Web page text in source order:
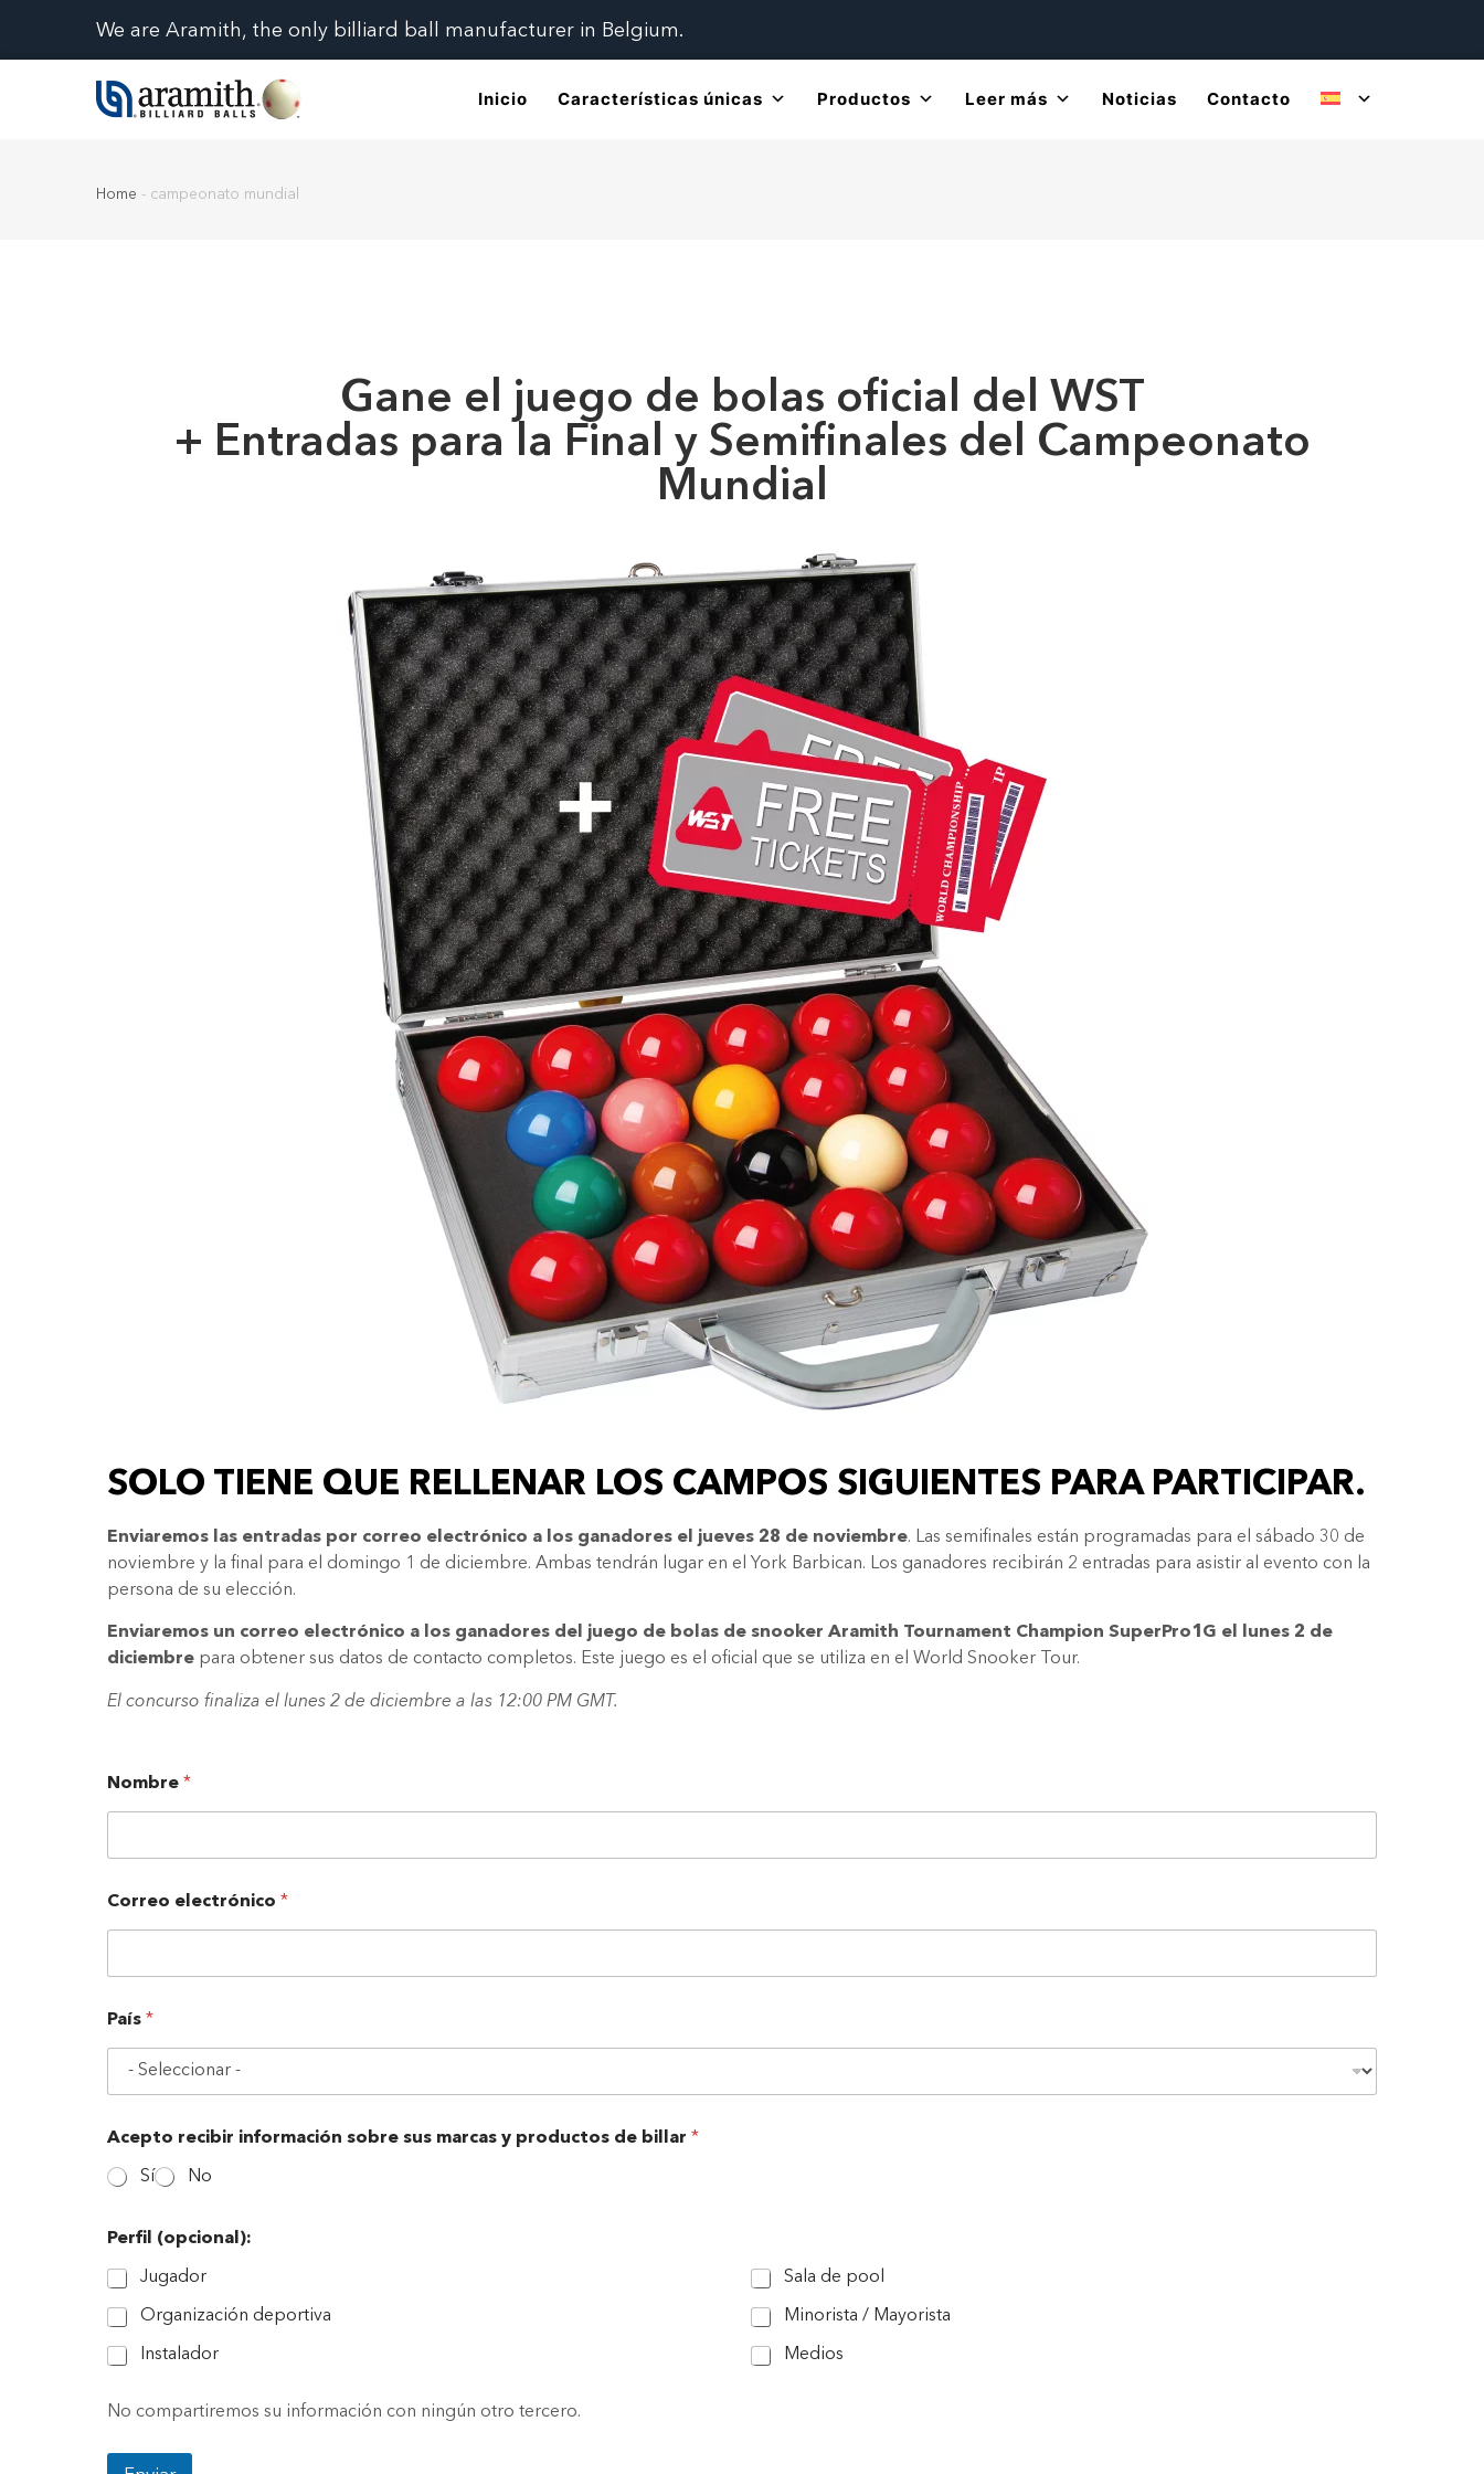
We are Aramith, the only billiard ball manufacturer in Belgium.
Inicio Características únicas Productos Leer más Noticias Contacto
Home - campeonato mundial
Gane el juego de bolas oficial del WST
+ Entradas para la Final y Semifinales del Campeonato
Mundial
SOLO TIENE QUE RELLENAR LOS CAMPOS SIGUIENTES PARA PARTICIPAR.
Enviaremos las entradas por correo electrónico a los ganadores el jueves 28 de noviembre. Las semifinales están programadas para el sábado 30 de
noviembre y la final para el domingo 1 de diciembre. Ambas tendrán lugar en el York Barbican. Los ganadores recibirán 2 entradas para asistir al evento con la
persona de su elección.
Enviaremos un correo electrónico a los ganadores del juego de bolas de snooker Aramith Tournament Champion SuperPro1G el lunes 2 de
diciembre para obtener sus datos de contacto completos. Este juego es el oficial que se utiliza en el World Snooker Tour.
El concurso finaliza el lunes 2 de diciembre a las 12:00 PM GMT.
Nombre *
Correo electrónico *
l
e
ó
i
c
N
m
p
o
País *
Acepto recibir información sobre sus marcas y productos de billar *
Sí No
Perfil (opcional):
Jugador Sala de pool
Organización deportiva Minorista / Mayorista
Instalador Medios
No compartiremos su información con ningún otro tercero.